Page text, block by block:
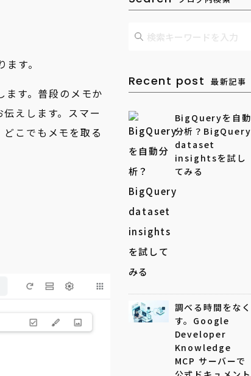
す。
す。普段のメモか
えします。スマー
こでもメモを取る
Recent post 最新記事
BigQueryを自動
分析？BigQuery
dataset
insightsを試し
てみる
調べる時間をなく
す。Google
Developer
Knowledge
MCP サーバーで